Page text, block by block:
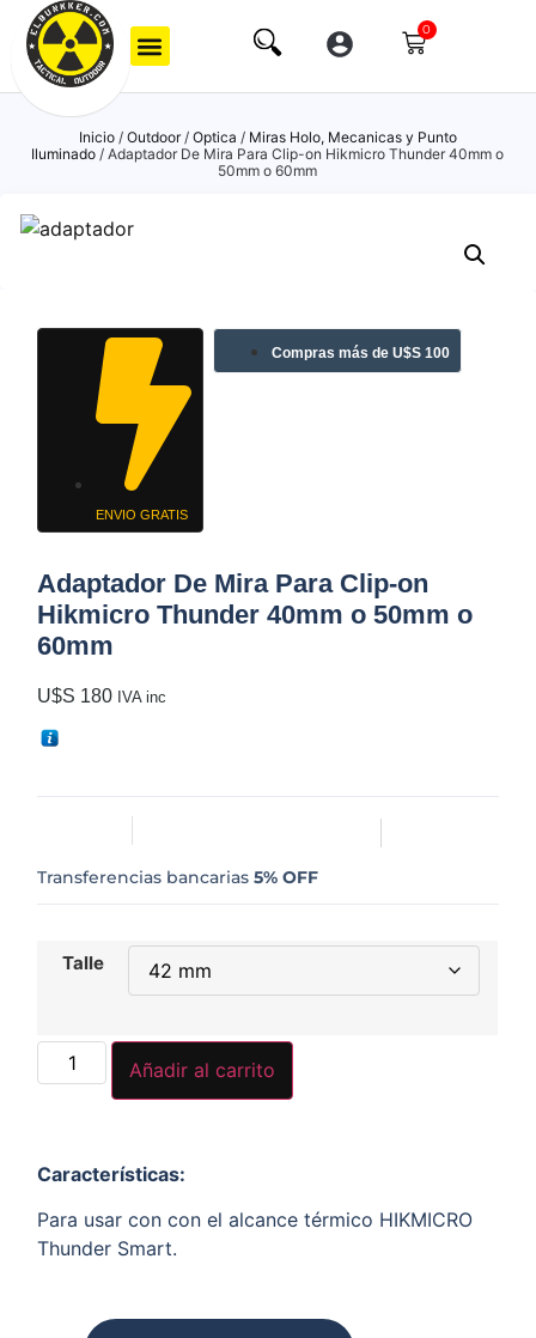
0
Inicio/ Outdoor/ Optica / Miras Holo, Mecanicas y Punto
Iluminado / Adaptador De Mira Para Clip-on Hikmicro Thunder 40mm o
50mm o 60mm
ENVIO GRATIS
Compras más de U$S 100
Adaptador De Mira Para Clip-on
Hikmicro Thunder 40mm o 50mm o
60mm
U$S 180 IVA inc
Transferencias bancarias5% OFF
Talle
Añadir al carrito
Características:
Para usar con con el alcance térmico HIKMICRO
Thunder Smart.